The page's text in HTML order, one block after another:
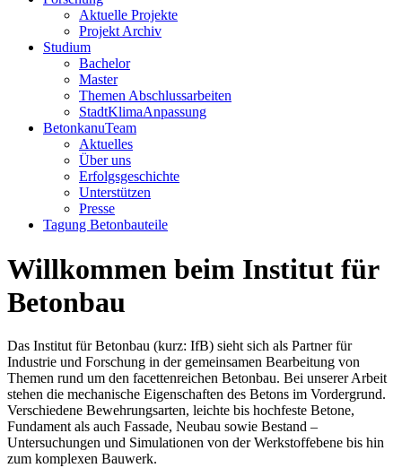
Aktuelle Projekte
Projekt Archiv
Studium
Bachelor
Master
Themen Abschlussarbeiten
StadtKlimaAnpassung
BetonkanuTeam
Aktuelles
Über uns
Erfolgsgeschichte
Unterstützen
Presse
Tagung Betonbauteile
Willkommen beim Institut für
Betonbau
Das Institut für Betonbau (kurz: IfB) sieht sich als Partner für
Industrie und Forschung in der gemeinsamen Bearbeitung von
Themen rund um den facettenreichen Betonbau. Bei unserer Arbeit
stehen die mechanische Eigenschaften des Betons im Vordergrund.
Verschiedene Bewehrungsarten, leichte bis hochfeste Betone,
Fundament als auch Fassade, Neubau sowie Bestand –
Untersuchungen und Simulationen von der Werkstoffebene bis hin
zum komplexen Bauwerk.